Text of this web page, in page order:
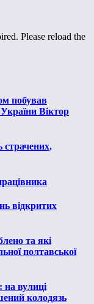
Please reload the
побував
Віктор
страчених,
відкритих
та які
полтавської
вулиці
колодязь